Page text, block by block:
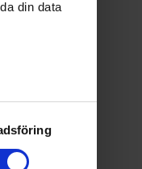
din data
kan ändra